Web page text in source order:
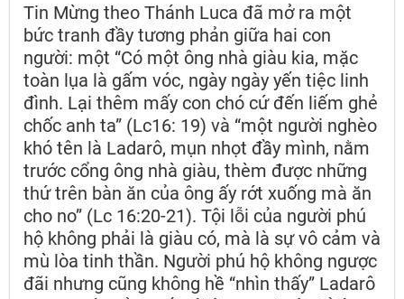
Tin Mừng theo Thánh Luca đã mở ra một
bức tranh đầy tương phản giữa hai con
người: một “Có một ông nhà giàu kia, mặc
toàn lụa là gấm vóc, ngày ngày yến tiệc linh
đình. Lại thêm mấy con chó cứ đến liếm ghẻ
chốc anh ta” (Lc16: 19) và “một người nghèo
khó tên là Ladarô, mụn nhọt đầy mình, nằm
trước cổng ông nhà giàu, thèm được những
thứ trên bàn ăn của ông ấy rớt xuống mà ăn
cho no” (Lc 16:20-21). Tội lỗi của người phú
hộ không phải là giàu có, mà là sự vô cảm và
mù lòa tinh thần. Người phú hộ không ngược
đãi nhưng cũng không hề “nhìn thấy” Ladarô